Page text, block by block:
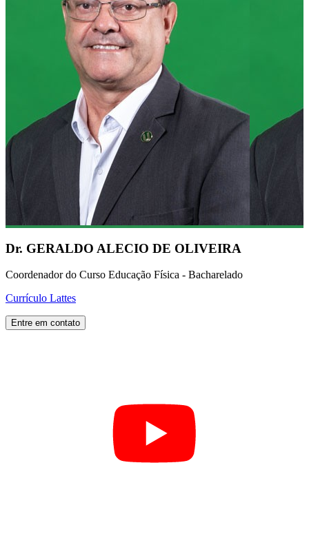
Dr. GERALDO ALECIO DE OLIVEIRA
Coordenador do Curso Educação Física - Bacharelado
Currículo Lattes
Entre em contato